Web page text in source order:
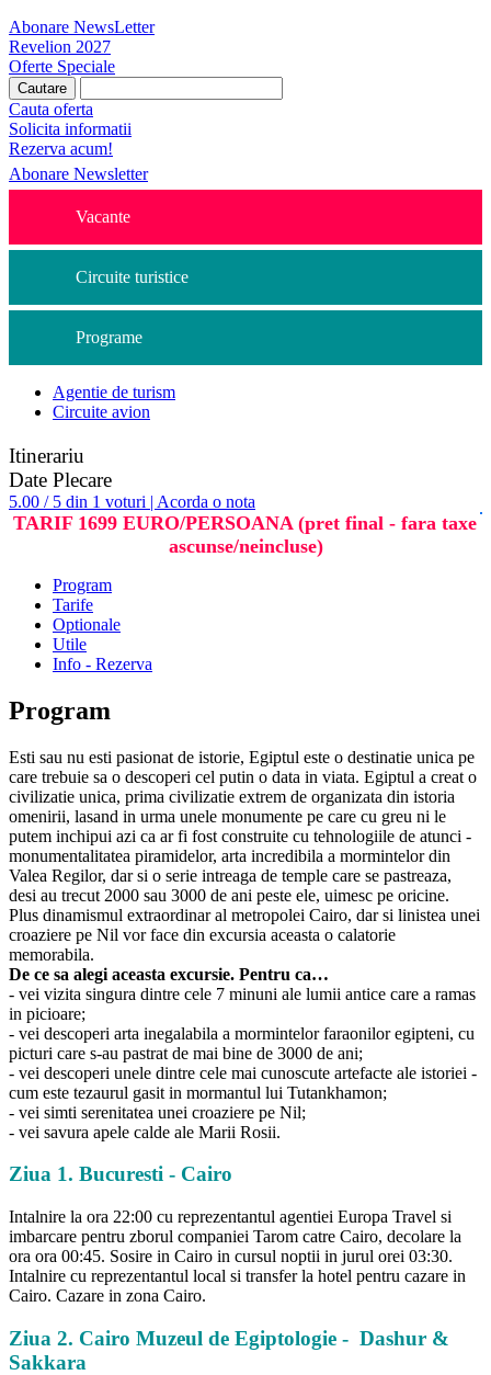
Abonare NewsLetter
Revelion 2027
Oferte Speciale
Cauta oferta
Solicita informatii
Rezerva acum!
Abonare Newsletter
Vacante
Circuite turistice
Programe
Agentie de turism
Circuite avion
Itinerariu
Date Plecare
5.00 / 5 din 1 voturi | Acorda o nota
TARIF 1699 EURO/PERSOANA (pret final - fara taxe
ascunse/neincluse)
Program
Tarife
Optionale
Utile
Info - Rezerva
Program
Esti sau nu esti pasionat de istorie, Egiptul este o destinatie unica pe
care trebuie sa o descoperi cel putin o data in viata. Egiptul a creat o
civilizatie unica, prima civilizatie extrem de organizata din istoria
omenirii, lasand in urma unele monumente pe care cu greu ni le
putem inchipui azi ca ar fi fost construite cu tehnologiile de atunci -
monumentalitatea piramidelor, arta incredibila a mormintelor din
Valea Regilor, dar si o serie intreaga de temple care se pastreaza,
desi au trecut 2000 sau 3000 de ani peste ele, uimesc pe oricine.
Plus dinamismul extraordinar al metropolei Cairo, dar si linistea unei
croaziere pe Nil vor face din excursia aceasta o calatorie
memorabila.
De ce sa alegi aceasta excursie. Pentru ca…
- vei vizita singura dintre cele 7 minuni ale lumii antice care a ramas
in picioare;
- vei descoperi arta inegalabila a mormintelor faraonilor egipteni, cu
picturi care s-au pastrat de mai bine de 3000 de ani;
- vei descoperi unele dintre cele mai cunoscute artefacte ale istoriei -
cum este tezaurul gasit in mormantul lui Tutankhamon;
- vei simti serenitatea unei croaziere pe Nil;
- vei savura apele calde ale Marii Rosii.
Ziua 1. Bucuresti - Cairo
Intalnire la ora 22:00 cu reprezentantul agentiei Europa Travel si
imbarcare pentru zborul companiei Tarom catre Cairo, decolare la
ora ora 00:45. Sosire in Cairo in cursul noptii in jurul orei 03:30.
Intalnire cu reprezentantul local si transfer la hotel pentru cazare in
Cairo. Cazare in zona Cairo.
Ziua 2. Cairo Muzeul de Egiptologie - Dashur &
Sakkara